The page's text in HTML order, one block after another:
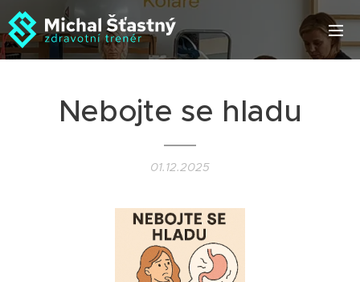
Nebojte se hladu
01.12.2025